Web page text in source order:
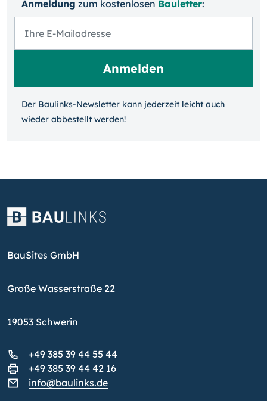
Anmeldung zum kosten­losen Bauletter:
Der Baulinks-Newsletter kann jeder­zeit leicht auch
wieder ab­bestellt werden!
BauSites GmbH
Große Wasserstraße 22
19053 Schwerin
+49 385 39 44 55 44
+49 385 39 44 42 16
info@baulinks.de